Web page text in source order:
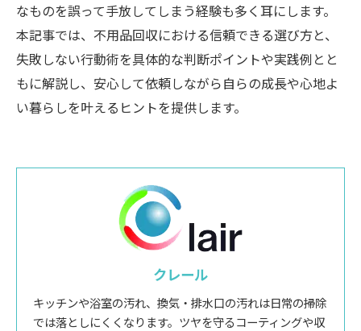
なものを誤って手放してしまう経験も多く耳にします。
本記事では、不用品回収における信頼できる選び方と、
失敗しない行動術を具体的な判断ポイントや実践例とと
もに解説し、安心して依頼しながら自らの成長や心地よ
い暮らしを叶えるヒントを提供します。
クレール
キッチンや浴室の汚れ、換気・排水口の汚れは日常の掃除
では落としにくくなります。ツヤを守るコーティングや収